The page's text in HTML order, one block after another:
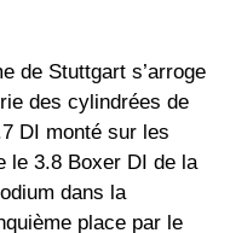
de Stuttgart s’arroge
des cylindrées de
DI monté sur les
le 3.8 Boxer DI de la
dans la
place par le